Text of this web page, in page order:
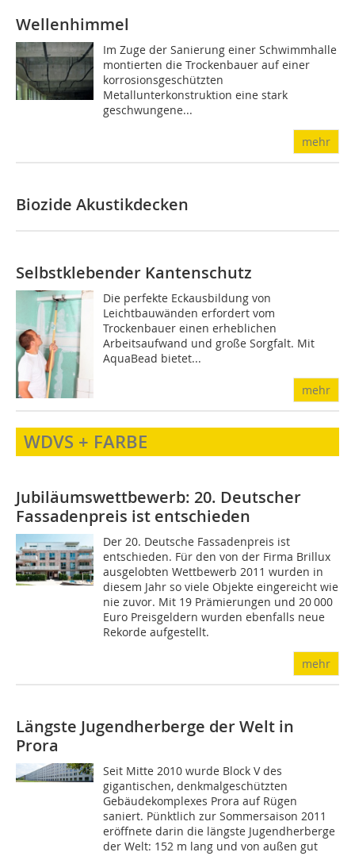
Wellenhimmel
Im Zuge der Sanierung einer Schwimmhalle
montierten die Trockenbauer auf einer
korrosionsgeschützten
Metallunterkonstruktion eine stark
geschwungene...
mehr
Biozide Akustikdecken
Selbstklebender Kantenschutz
Die perfekte Eckausbildung von
Leichtbauwänden erfordert vom
Trockenbauer einen erheblichen
Arbeitsaufwand und große Sorgfalt. Mit
AquaBead bietet...
mehr
WDVS + FARBE
Jubiläumswettbewerb: 20. Deutscher
Fassadenpreis ist entschieden
Der 20. Deutsche Fassadenpreis ist
entschieden. Für den von der Firma Brillux
ausgelobten Wettbewerb 2011 wurden in
diesem Jahr so viele Objekte eingereicht wie
nie zuvor. Mit 19 Prämierungen und 20 000
Euro Preisgeldern wurden ebenfalls neue
Rekorde aufgestellt.
mehr
Längste Jugendherberge der Welt in
Prora
Seit Mitte 2010 wurde Block V des
gigantischen, denkmalgeschützten
Gebäudekomplexes Prora auf Rügen
saniert. Pünktlich zur Sommersaison 2011
eröffnete darin die längste Jugendherberge
der Welt: 152 m lang und von außen gut